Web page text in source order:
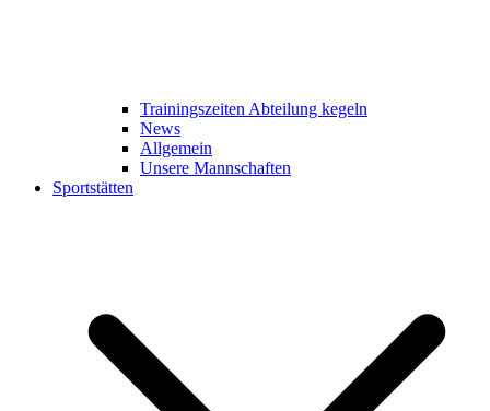
Trainingszeiten Abteilung kegeln
News
Allgemein
Unsere Mannschaften
Sportstätten